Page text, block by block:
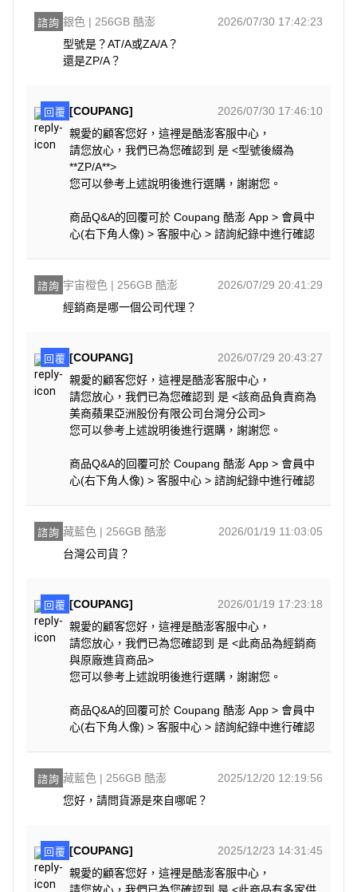
諮詢 銀色 | 256GB 酷澎
2026/07/30 17:42:23
型號是？AT/A或ZA/A？
還是ZP/A？
回覆 [COUPANG]
2026/07/30 17:46:10
親愛的顧客您好，這裡是酷澎客服中心，
請您放心，我們已為您確認到 是 <型號後綴為
**ZP/A**>
您可以參考上述說明後進行選購，謝謝您。
商品Q&A的回覆可於 Coupang 酷澎 App > 會員中
心(右下角人像) > 客服中心 > 諮詢紀錄中進行確認
諮詢 宇宙橙色 | 256GB 酷澎
2026/07/29 20:41:29
經銷商是哪一個公司代理？
回覆 [COUPANG]
2026/07/29 20:43:27
親愛的顧客您好，這裡是酷澎客服中心，
請您放心，我們已為您確認到 是 <該商品負責商為
美商蘋果亞洲股份有限公司台灣分公司>
您可以參考上述說明後進行選購，謝謝您。
商品Q&A的回覆可於 Coupang 酷澎 App > 會員中
心(右下角人像) > 客服中心 > 諮詢紀錄中進行確認
諮詢 藏藍色 | 256GB 酷澎
2026/01/19 11:03:05
台灣公司貨？
回覆 [COUPANG]
2026/01/19 17:23:18
親愛的顧客您好，這裡是酷澎客服中心，
請您放心，我們已為您確認到 是 <此商品為經銷商
與原廠進貨商品>
您可以參考上述說明後進行選購，謝謝您。
商品Q&A的回覆可於 Coupang 酷澎 App > 會員中
心(右下角人像) > 客服中心 > 諮詢紀錄中進行確認
諮詢 藏藍色 | 256GB 酷澎
2025/12/20 12:19:56
您好，請問貨源是來自哪呢？
回覆 [COUPANG]
2025/12/23 14:31:45
親愛的顧客您好，這裡是酷澎客服中心，
請您放心，我們已為您確認到 是 <此商品有多家供